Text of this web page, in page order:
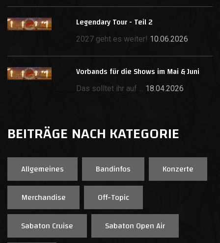
Legendary Tour - Teil 2
2027 geht es weiter! 10.06.2026
Vorbands für die Shows im Mai & Juni
Das solltet ihr auf ... 18.04.2026
BEITRÄGE NACH KATEGORIE
Allgemeines Bandinfos
Konzerte
Merchandise
Off-Topic
Sabaton Cruise
Sabaton Open Air